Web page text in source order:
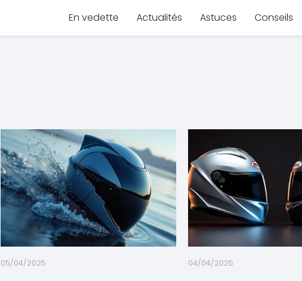
En vedette Actualités Astuces Conseils
05/04/2025 04/04/2025